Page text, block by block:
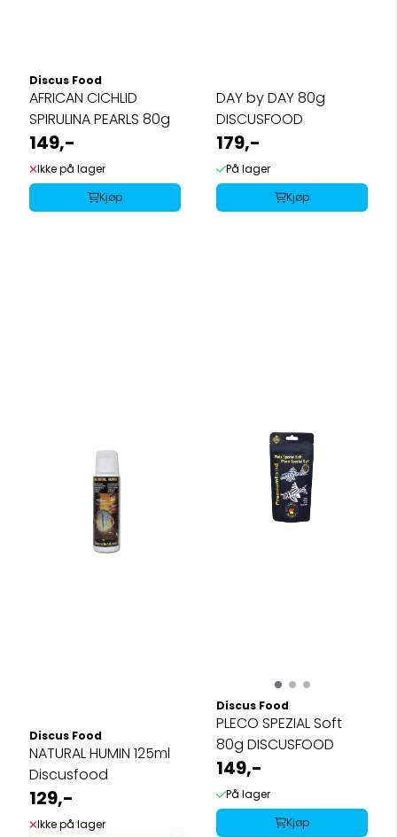
Discus Food
AFRICAN CICHLID
SPIRULINA PEARLS 80g
149,-
Ikke på lager
Kjøp
DAY by DAY 80g
DISCUSFOOD
179,-
På lager
Kjøp
Discus Food
NATURAL HUMIN 125ml
Discusfood
129,-
Ikke på lager
Discus Food
PLECO SPEZIAL Soft
80g DISCUSFOOD
149,-
På lager
Kjøp